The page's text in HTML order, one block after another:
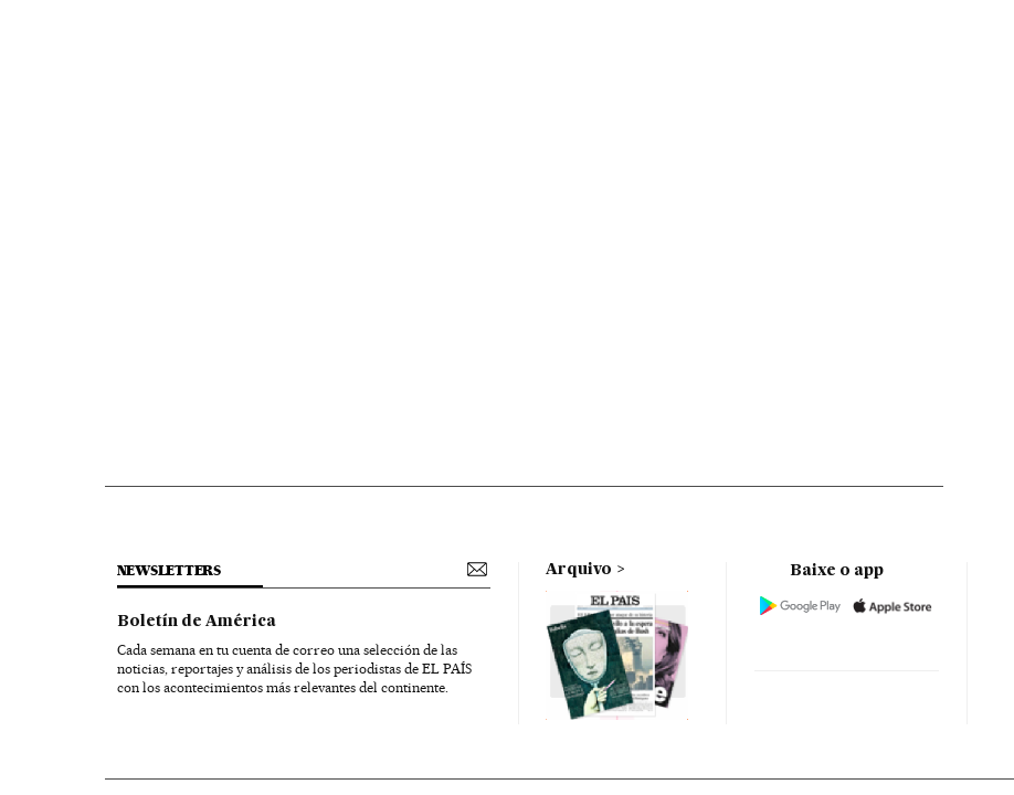
NEWSLETTERS
Boletín de América
Cada semana en tu cuenta de correo una selección de las
noticias, reportajes y análisis de los periodistas de EL PAÍS
con los acontecimientos más relevantes del continente.
Arquivo Baixe o app